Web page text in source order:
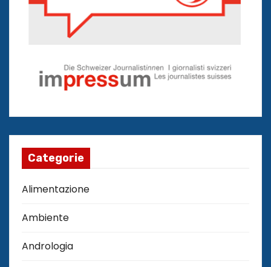
Categorie
Alimentazione
Ambiente
Andrologia